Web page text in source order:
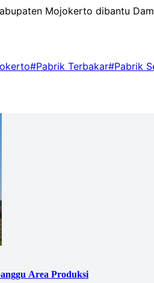
Mojokerto dibantu
#Pabrik Terbakar#Pabrik
Area Produksi